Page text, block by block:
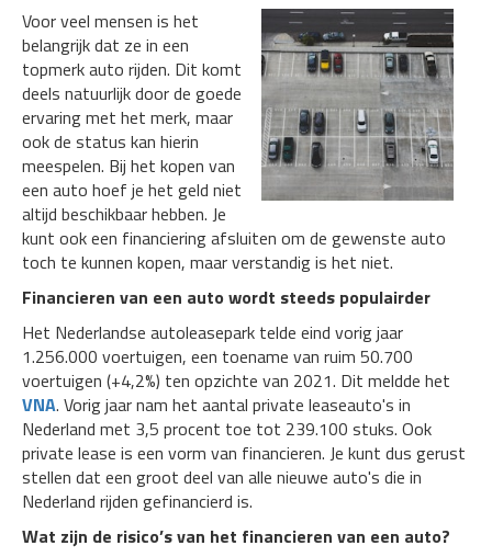
Voor veel mensen is het
belangrijk dat ze in een
topmerk auto rijden. Dit komt
deels natuurlijk door de goede
ervaring met het merk, maar
ook de status kan hierin
meespelen. Bij het kopen van
een auto hoef je het geld niet
altijd beschikbaar hebben. Je
kunt ook een financiering afsluiten om de gewenste auto
toch te kunnen kopen, maar verstandig is het niet.
Financieren van een auto wordt steeds populairder
Het Nederlandse autoleasepark telde eind vorig jaar
1.256.000 voertuigen, een toename van ruim 50.700
voertuigen (+4,2%) ten opzichte van 2021. Dit meldde het
VNA. Vorig jaar nam het aantal private leaseauto's in
Nederland met 3,5 procent toe tot 239.100 stuks. Ook
private lease is een vorm van financieren. Je kunt dus gerust
stellen dat een groot deel van alle nieuwe auto's die in
Nederland rijden gefinancierd is.
Wat zijn de risico’s van het financieren van een auto?